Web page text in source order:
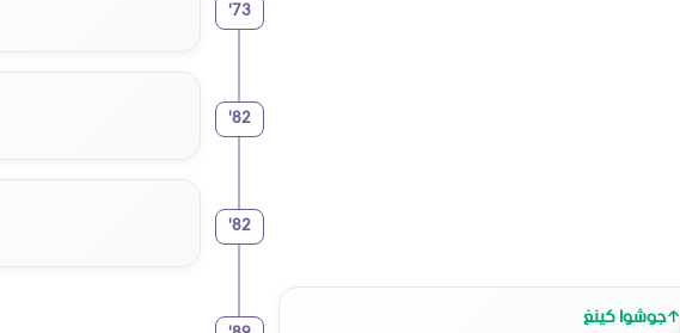
73
'
82
'
82
'
↑جوشوا كينغ